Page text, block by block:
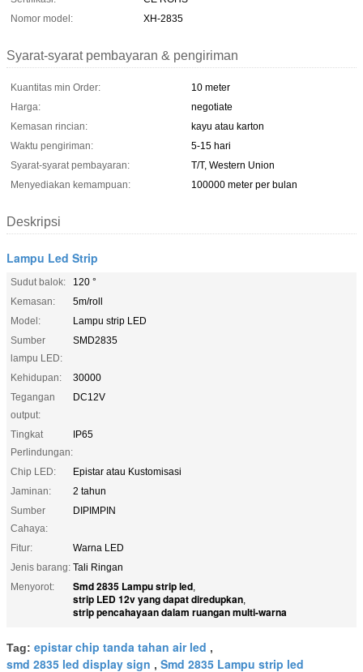
Nomor model:
XH-2835
Syarat-syarat pembayaran & pengiriman
Kuantitas min Order:
10 meter
Harga:
negotiate
Kemasan rincian:
kayu atau karton
Waktu pengiriman:
5-15 hari
Syarat-syarat pembayaran:
T/T, Western Union
Menyediakan kemampuan:
100000 meter per bulan
Deskripsi
Lampu Led Strip
Sudut balok:
120 °
Kemasan:
5m/roll
Model:
Lampu strip LED
Sumber
lampu LED:
SMD2835
Kehidupan:
30000
Tegangan
output:
DC12V
Tingkat
Perlindungan:
IP65
Chip LED:
Epistar atau Kustomisasi
Jaminan:
2 tahun
Sumber
Cahaya:
DIPIMPIN
Fitur:
Warna LED
Jenis barang: Tali Ringan
Menyorot:
Smd 2835 Lampu strip led,
strip LED 12v yang dapat diredupkan,
strip pencahayaan dalam ruangan multi-warna
Tag: epistar chip tanda tahan air led ,
smd 2835 led display sign , Smd 2835 Lampu strip led